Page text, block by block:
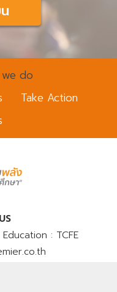
do
Take Action
: TCFE